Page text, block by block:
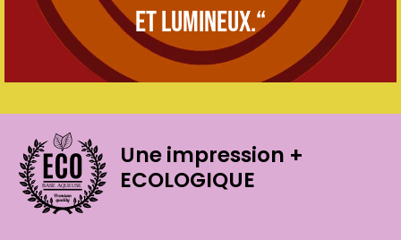
et lumineux.“
BASE AQUEUSE
Une impression +
ECOLOGIQUE